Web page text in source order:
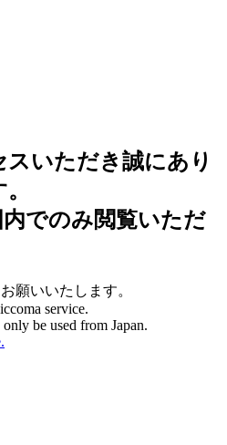
いただき誠にあり
でのみ閲覧いただ
願いいたします。
service.
be used from Japan.